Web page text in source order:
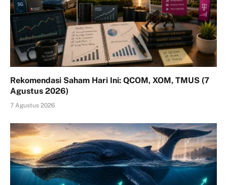
Rekomendasi Saham Hari Ini: QCOM, XOM, TMUS (7
Agustus 2026)
7 Agustus 2026